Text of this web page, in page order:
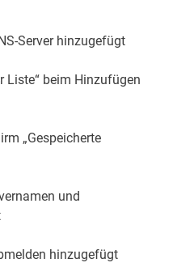
Server hinzugefügt
Liste“ beim Hinzufügen
„Gespeicherte
und
hinzugefügt